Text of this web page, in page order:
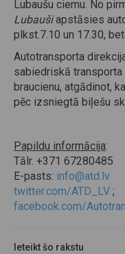
Lubaušu ciemu. No
Lubaušiapstāsies
plkst.7.10 un 17.30,
Autotransporta
sabiedriskā
braucienu, atgādinot,
pēc izsniegtā biļešu
Papildu informācija:
Tālr. +371 67280485
E-pasts: info@atd.lv
twitter.com/ATD_LV ;
facebook.com/
Ieteikt šo rakstu